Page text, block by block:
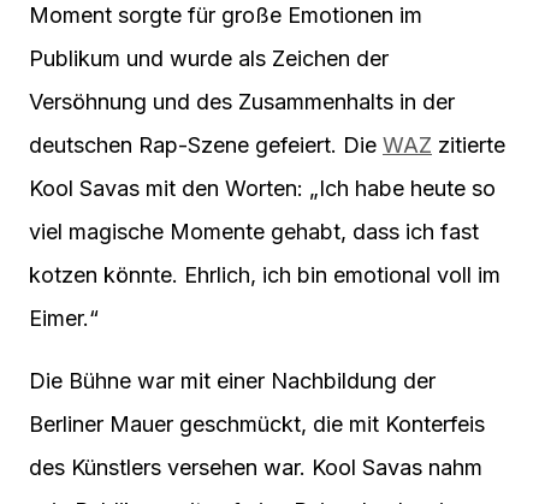
Moment sorgte für große Emotionen im
Publikum und wurde als Zeichen der
Versöhnung und des Zusammenhalts in der
deutschen Rap-Szene gefeiert. Die WAZ zitierte
Kool Savas mit den Worten: „Ich habe heute so
viel magische Momente gehabt, dass ich fast
kotzen könnte. Ehrlich, ich bin emotional voll im
Eimer.“
Die Bühne war mit einer Nachbildung der
Berliner Mauer geschmückt, die mit Konterfeis
des Künstlers versehen war. Kool Savas nahm